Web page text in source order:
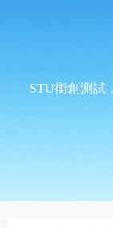
STU衡創測試